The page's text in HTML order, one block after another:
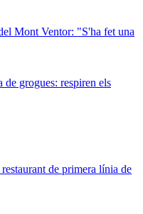
Mont Ventor: "S'ha fet una
grogues: respiren els
de primera línia de